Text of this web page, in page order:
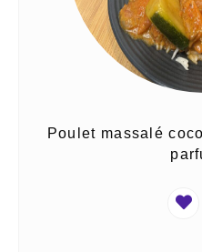
Poulet massalé